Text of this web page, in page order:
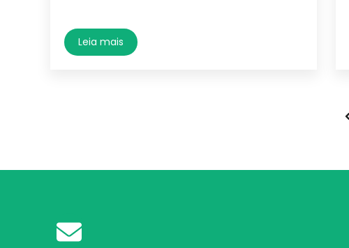
Leia mais